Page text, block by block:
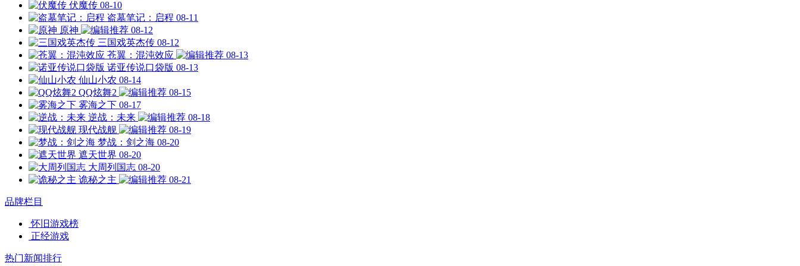
伏魔传 08-10
盗墓笔记：启程 08-11
原神
08-12
三国戏英杰传 08-12
苍翼：混沌效应
08-13
诺亚传说口袋版 08-13
仙山小农 08-14
QQ炫舞2
08-15
雾海之下 08-17
逆战：未来
08-18
现代战舰
08-19
梦战：剑之海 08-20
遮天世界 08-20
大周列国志 08-20
诡秘之主
08-21
品牌栏目
怀旧游戏榜
正经游戏
热门新闻排行